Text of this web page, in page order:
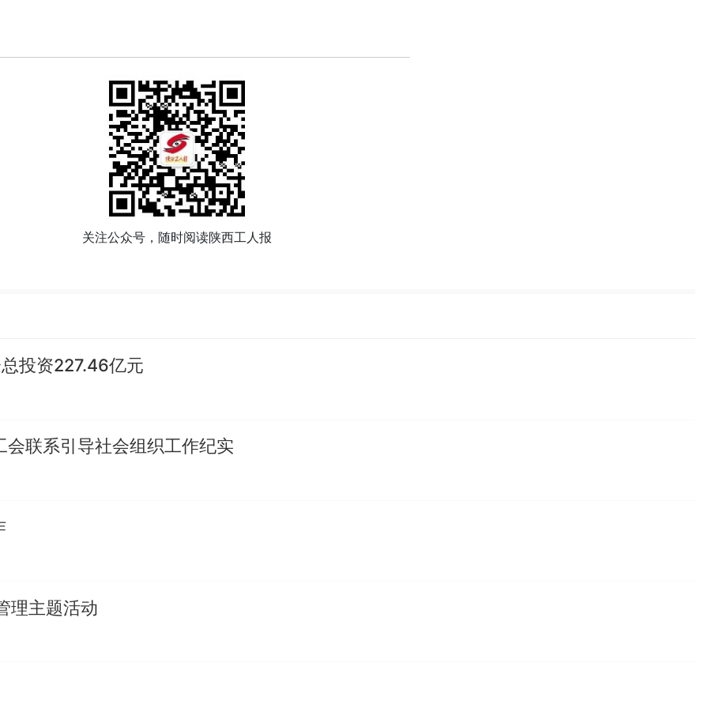
关注公众号，随时阅读陕西工人报
投资227.46亿元
联系引导社会组织工作纪实
理主题活动